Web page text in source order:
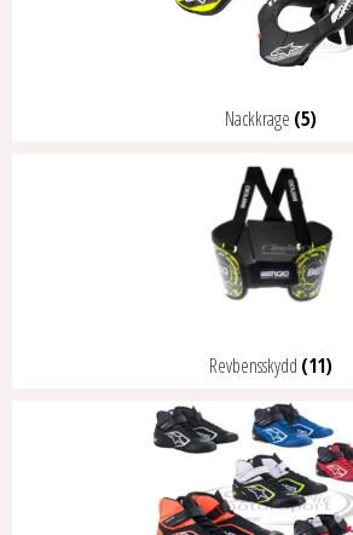
Nackkrage (5)
Revbensskydd (11)